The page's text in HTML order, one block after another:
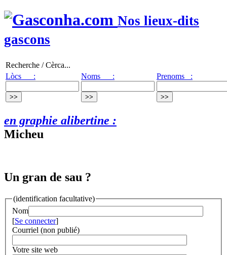
Nos lieux-dits
gascons
Recherche / Cèrca...
Lòcs :
Noms : Prenoms :
en graphie alibertine :
Micheu
Un gran de sau ?
(identification facultative)
Nom
[Se connecter]
Courriel (non publié)
Votre site web